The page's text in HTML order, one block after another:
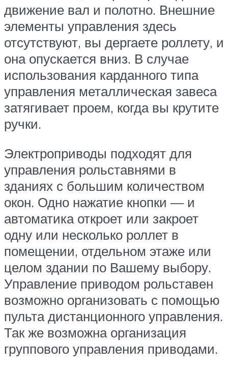
движение вал и полотно. Внешние
элементы управления здесь
отсутствуют, вы дергаете роллету, и
она опускается вниз. В случае
использования карданного типа
управления металлическая завеса
затягивает проем, когда вы крутите
ручки.
Электроприводы подходят для
управления рольставнями в
зданиях с большим количеством
окон. Одно нажатие кнопки — и
автоматика откроет или закроет
одну или несколько роллет в
помещении, отдельном этаже или
целом здании по Вашему выбору.
Управление приводом рольставен
возможно организовать с помощью
пульта дистанционного управления.
Так же возможна организация
группового управления приводами.